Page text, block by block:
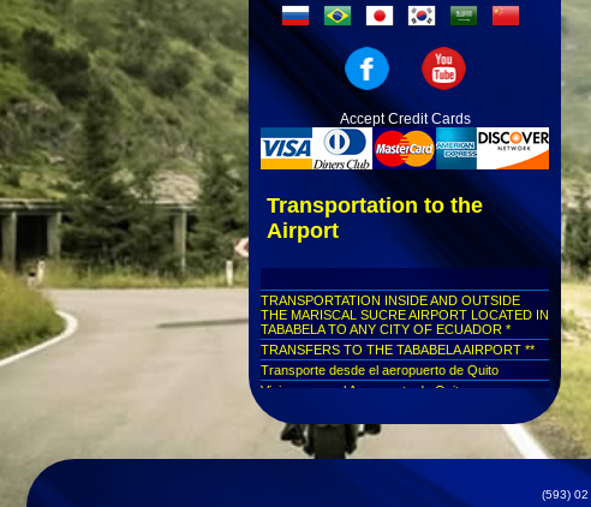
Accept Credit Cards
Transportation to the
Airport
TRANSPORTATION INSIDE AND OUTSIDE
THE MARISCAL SUCRE AIRPORT LOCATED IN
TABABELA TO ANY CITY OF ECUADOR *
TRANSFERS TO THE TABABELA AIRPORT **
Transporte desde el aeropuerto de Quito
Viaja seguro al Aeropuerto de Quito
Transporte hacia el aeropuerto de Quito
Rutas personalizadas a los mejores destinos
Comodidad y seguridad garantizadas
Transporte para personas de la tercera edad
(593) 02